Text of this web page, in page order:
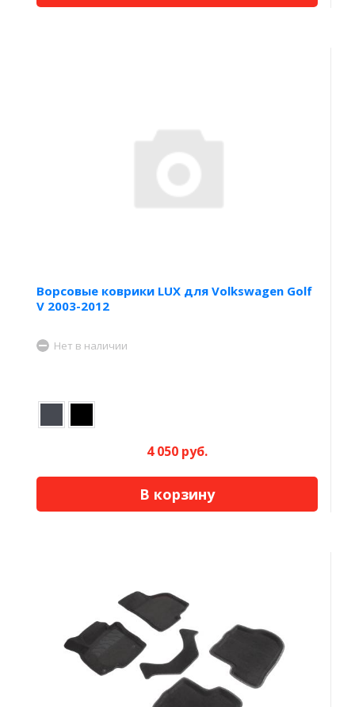
Ворсовые коврики LUX для Volkswagen Golf
V 2003-2012
Нет в наличии
4 050 руб.
В корзину